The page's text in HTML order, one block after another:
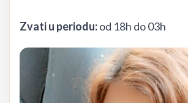
Zvati u periodu:od 18h do 03h